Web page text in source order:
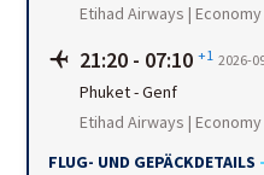
Etihad Airways | Economy
21:20 - 07:10 +1 2026-
Phuket-Genf
Etihad Airways | Economy
FLUG- UND GEPÄCKDETAILS